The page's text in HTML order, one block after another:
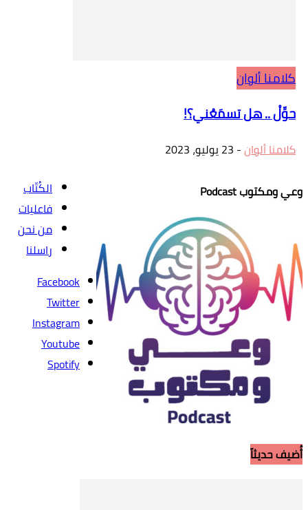
كلامنا ألوان
حوِّلْ .. هل تسمَعُني؟!
كلامنا ألوان- 23 يوليو، 2023
وعي ومكتوب Podcast
أُضيف حديثاً
الكُتّاب
فاعليات
من نحن
راسلنا
Facebook
Twitter
Instagram
Youtube
Spotify